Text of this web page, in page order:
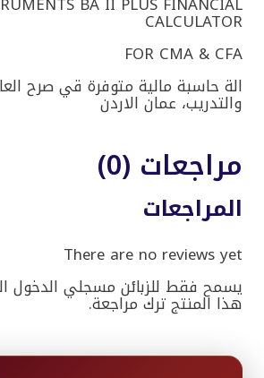
CALCULATOR
FOR CMA & CFA
الة حاسبة مالية متوفرة قي صرح
والتدريب، عمان الاردن
مراجعات (0)
المراجعات
There are no reviews yet
يسمح فقط للزبائن مسجلي الدخول
هذا المنتج ترك مراجعة.